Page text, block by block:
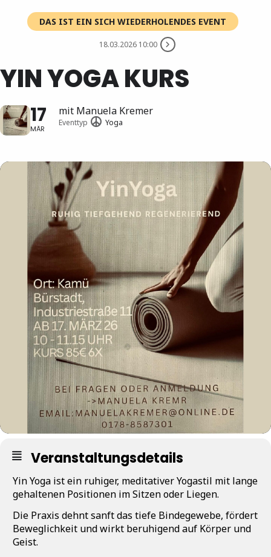
DAS IST EIN SICH WIEDERHOLENDES EVENT
18.03.2026 10:00
YIN YOGA KURS
17
MÄR
mit Manuela Kremer
Eventtyp Yoga
Veranstaltungsdetails
Yin Yoga ist ein ruhiger, meditativer Yogastil mit lange
gehaltenen Positionen im Sitzen oder Liegen.
Die Praxis dehnt sanft das tiefe Bindegewebe, fördert
Beweglichkeit und wirkt beruhigend auf Körper und
Geist.